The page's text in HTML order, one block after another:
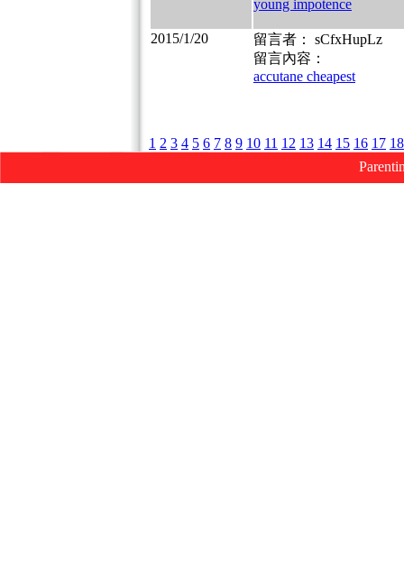
young impotence
2015/1/20
留言者： sCfxHupLz
留言內容：
accutane cheapest
1 2 3 4 5 6 7 8 9 10 11 12 13 14 15 16 17 18